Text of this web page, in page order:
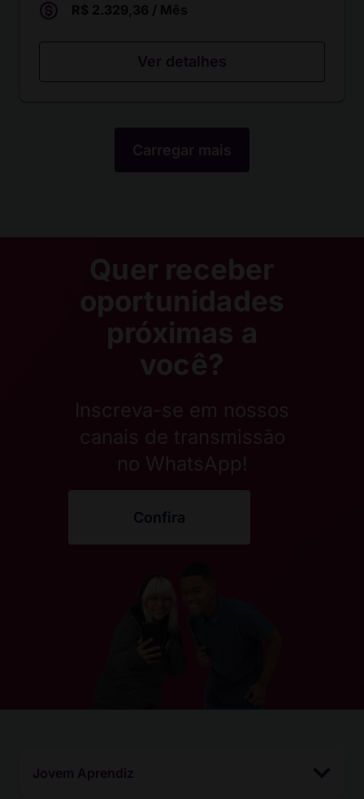
R$ 2.329,36 / Mês
Ver detalhes
Carregar mais
Quer receber
oportunidades
próximas a
você?
Inscreva-se em nossos
canais de transmissão
no WhatsApp!
Confira
Jovem Aprendiz